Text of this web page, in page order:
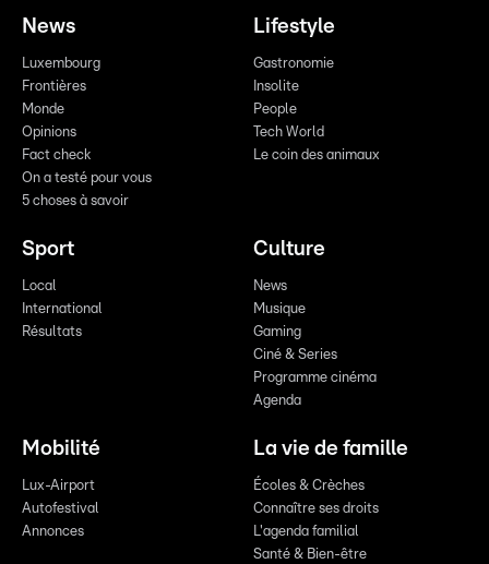
News
Luxembourg
Frontières
Monde
Opinions
Fact check
On a testé pour vous
5 choses à savoir
Lifestyle
Gastronomie
Insolite
People
Tech World
Le coin des animaux
Sport
Local
International
Résultats
Culture
News
Musique
Gaming
Ciné & Series
Programme cinéma
Agenda
Mobilité
Lux-Airport
Autofestival
Annonces
La vie de famille
Écoles & Crèches
Connaître ses droits
L'agenda familial
Santé & Bien-être